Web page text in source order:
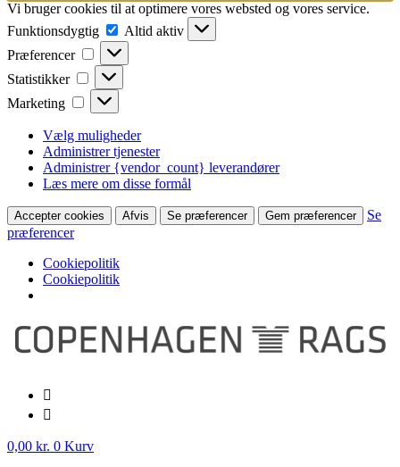
Vi bruger cookies til at optimere vores websted og vores service.
Funktionsdygtig
Funktionsdygtig
Altid aktiv
Præferencer
Præferencer
Statistikker Statistikker
Marketing Marketing
Vælg muligheder
Administrer tjenester
Administrer {vendor_count} leverandører
Læs mere om disse formål
Accepter cookies Afvis Se præferencer Gem præferencer
Se
præferencer
Cookiepolitik
Cookiepolitik
Videre
indhold
0,00 kr. 0 Kurv